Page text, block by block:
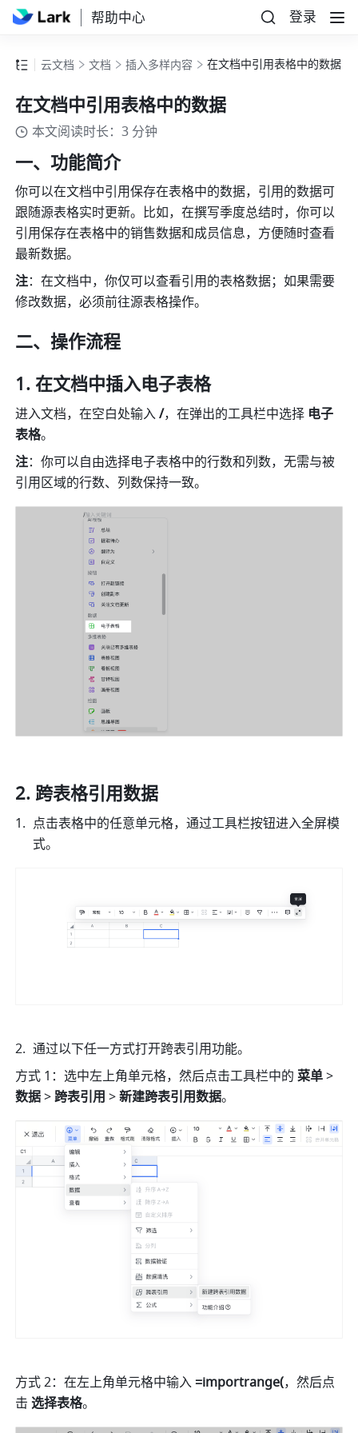
帮助中心 登录
云文档 文档 插入多样内容 在文档中引用表格中的数据
在文档中引用表格中的数据
本文阅读时长：3 分钟
一、功能简介
你可以在文档中引用保存在表格中的数据，引用的数据可
跟随源表格实时更新。比如，在撰写季度总结时，你可以
引用保存在表格中的销售数据和成员信息，方便随时查看
最新数据。
注：在文档中，你仅可以查看引用的表格数据；如果需要
修改数据，必须前往源表格操作。
二、操作流程
在文档中插入电子表格
进入文档，在空白处输入 /，在弹出的工具栏中选择 电子
表格。
注：你可以自由选择电子表格中的行数和列数，无需与被
引用区域的行数、列数保持一致。
跨表格引用数据
点击表格中的任意单元格，通过工具栏按钮进入全屏模
式。
通过以下任一方式打开跨表引用功能。
方式 1：选中左上角单元格，然后点击工具栏中的 菜单 >
数据 > 跨表引用 > 新建跨表引用数据。
方式 2：在左上角单元格中输入 =importrange(，然后点
击 选择表格。